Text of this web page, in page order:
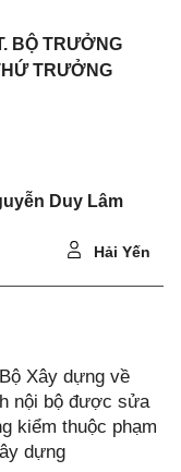
BỘ TRƯỞNG
TRƯỞNG
Duy Lâm
Hải Yến
Xây dựng về
nội bộ được sửa
kiểm thuộc phạm
dựng